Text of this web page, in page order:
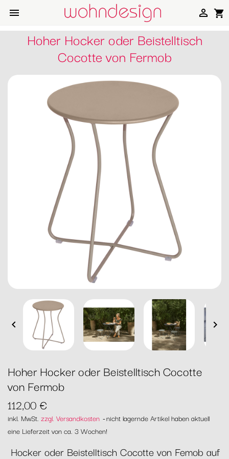
 shopping_cart

Hoher Hocker oder Beistelltisch
Cocotte von Fermob
 
Hoher Hocker oder Beistelltisch Cocotte
von Fermob
112,00 €
inkl. MwSt. zzgl. Versandkosten nicht lagernde Artikel haben aktuell
eine Lieferzeit von ca. 3 Wochen!
Hocker oder Beistelltisch Cocotte von Femob auf